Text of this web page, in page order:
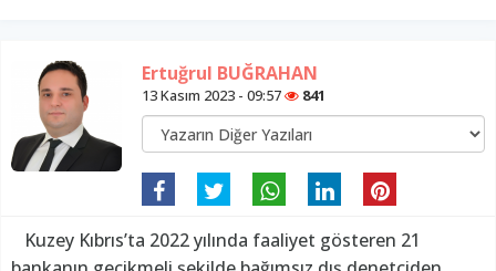
Ertuğrul BUĞRAHAN
13 Kasım 2023 - 09:57 841
Kuzey Kıbrıs’ta 2022 yılında faaliyet gösteren 21